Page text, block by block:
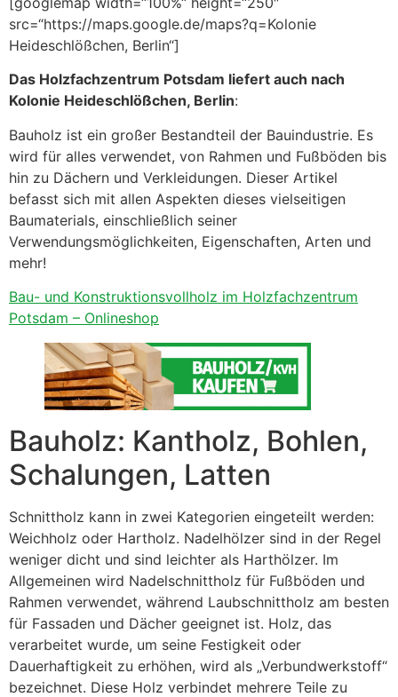
src=“https://maps.google.de/maps?q=Kolonie
Heideschlößchen, Berlin“]
Das Holzfachzentrum Potsdam liefert auch nach
Kolonie Heideschlößchen, Berlin:
Bauholz ist ein großer Bestandteil der Bauindustrie. Es
wird für alles verwendet, von Rahmen und Fußböden bis
hin zu Dächern und Verkleidungen. Dieser Artikel
befasst sich mit allen Aspekten dieses vielseitigen
Baumaterials, einschließlich seiner
Verwendungsmöglichkeiten, Eigenschaften, Arten und
mehr!
Bau- und Konstruktionsvollholz im Holzfachzentrum
Potsdam – Onlineshop
Bauholz: Kantholz, Bohlen,
Schalungen, Latten
Schnittholz kann in zwei Kategorien eingeteilt werden:
Weichholz oder Hartholz. Nadelhölzer sind in der Regel
weniger dicht und sind leichter als Harthölzer. Im
Allgemeinen wird Nadelschnittholz für Fußböden und
Rahmen verwendet, während Laubschnittholz am besten
für Fassaden und Dächer geeignet ist. Holz, das
verarbeitet wurde, um seine Festigkeit oder
Dauerhaftigkeit zu erhöhen, wird als „Verbundwerkstoff“
bezeichnet. Diese Holz verbindet mehrere Teile zu